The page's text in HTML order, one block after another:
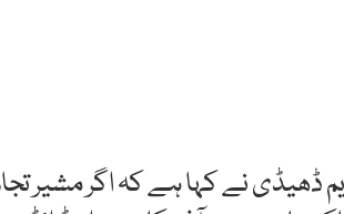
ڈھیڈی نے کہا ہے کہ اگر مشیر